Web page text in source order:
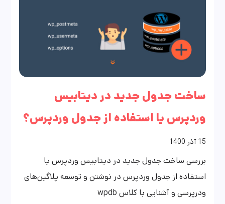
ساخت جدول جدید در دیتابیس
وردپرس یا استفاده از جدول وردپرس؟
15 آذر 1400
بررسی ساخت جدول جدید در دیتابیس وردپرس یا
استفاده از جدول وردپرس در نوشتن و توسعه پلاگین‌های
ودرپرسی و آشنایی با کلاس wpdb